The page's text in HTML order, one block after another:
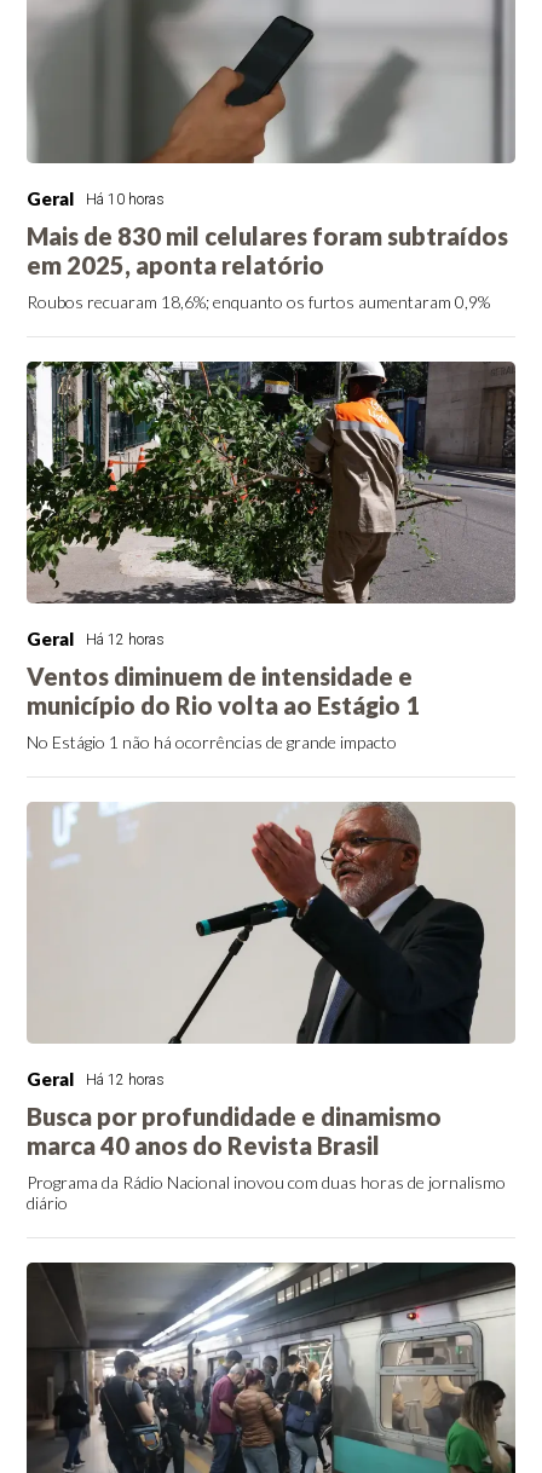
Geral Há 10 horas
Mais de 830 mil celulares foram subtraídos
em 2025, aponta relatório
Roubos recuaram 18,6%; enquanto os furtos aumentaram 0,9%
Geral Há 12 horas
Ventos diminuem de intensidade e
município do Rio volta ao Estágio 1
No Estágio 1 não há ocorrências de grande impacto
Geral Há 12 horas
Busca por profundidade e dinamismo
marca 40 anos do Revista Brasil
Programa da Rádio Nacional inovou com duas horas de jornalismo
diário